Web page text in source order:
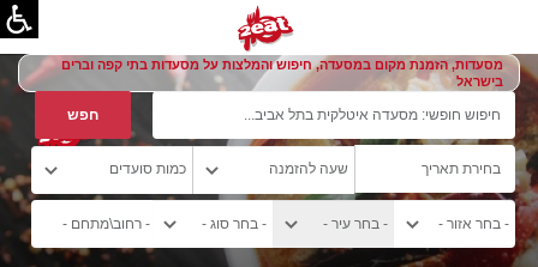
מסעדות, הזמנת מקום במסעדה, חיפוש והמלצות על מסעדות בתי קפה וברים
בישראל